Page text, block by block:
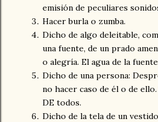
emisión de peculiares
Hacer burla o zumba.
Dicho de algo deleitable,
una fuente, de un prado
o alegría. El agua de la
Dicho de una persona:
no hacer caso de él o de
DE todos.
Dicho de la tela de un